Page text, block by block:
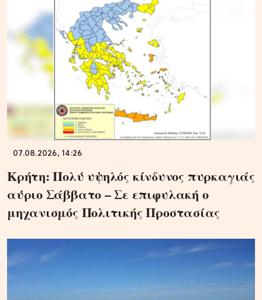
07.08.2026, 14:26
Κρήτη: Πολύ υψηλός κίνδυνος πυρκαγιάς
αύριο Σάββατο – Σε επιφυλακή ο
μηχανισμός Πολιτικής Προστασίας